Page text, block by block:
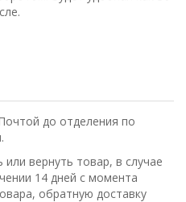
до отделения по
вернуть товар, в случае
14 дней с момента
обратную доставку